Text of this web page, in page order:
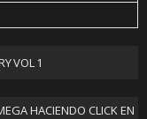
VOL 1
HACIENDO CLICK EN